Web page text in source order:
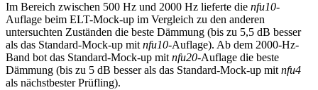
Im Bereich zwischen 500 Hz und 2000 Hz lieferte die nfu10-
Auflage beim ELT-Mock-up im Vergleich zu den anderen
untersuchten Zuständen die beste Dämmung (bis zu 5,5 dB besser
als das Standard-Mock-up mit nfu10-Auflage). Ab dem 2000-Hz-
Band bot das Standard-Mock-up mit nfu20-Auflage die beste
Dämmung (bis zu 5 dB besser als das Standard-Mock-up mit nfu4
als nächstbester Prüfling).